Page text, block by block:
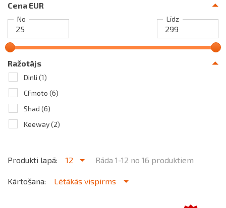
Cena EUR
No Līdz
Ražotājs
Dinli (1)
CFmoto (6)
Shad (6)
Keeway(2)
Produkti lapā: 12 Rāda 1-12 no 16 produktiem
Kārtošana: Lētākās vispirms